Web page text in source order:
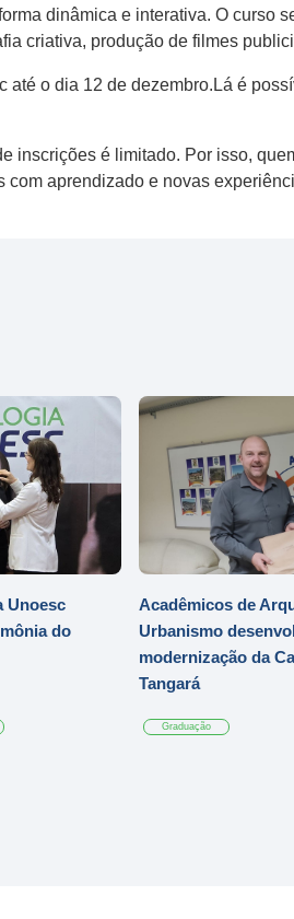
dinâmica e interativa. O curso
criativa, produção de filmes
até o dia 12 de dezembro.Lá é
inscrições é limitado. Por isso,
aprendizado e novas
Unoesc
do
Acadêmicos de
Urbanismo
modernização da
Tangará
Graduação